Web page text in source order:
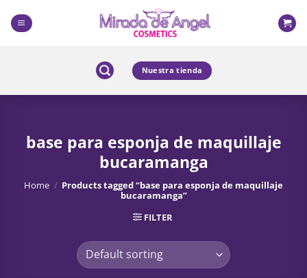
content
Nuestra tienda
base para esponja de maquillaje
bucaramanga
Home / Products tagged “base para esponja de maquillaje
bucaramanga”
FILTER